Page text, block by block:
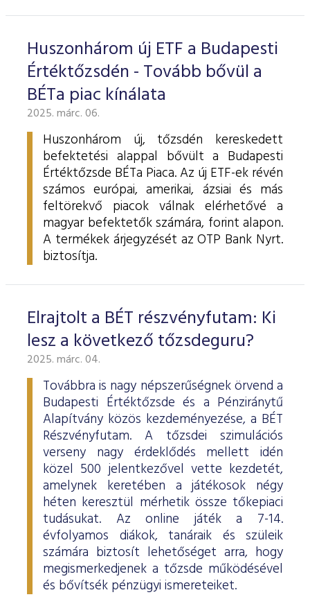
Huszonhárom új ETF a Budapesti
Értéktőzsdén - Tovább bővül a
BÉTa piac kínálata
2025. márc. 06.
Huszonhárom új, tőzsdén kereskedett
befektetési alappal bővült a Budapesti
Értéktőzsde BÉTa Piaca. Az új ETF-ek révén
számos európai, amerikai, ázsiai és más
feltörekvő piacok válnak elérhetővé a
magyar befektetők számára, forint alapon.
A termékek árjegyzését az OTP Bank Nyrt.
biztosítja.
Elrajtolt a BÉT részvényfutam: Ki
lesz a következő tőzsdeguru?
2025. márc. 04.
Továbbra is nagy népszerűségnek örvend a
Budapesti Értéktőzsde és a Pénziránytű
Alapítvány közös kezdeményezése, a BÉT
Részvényfutam. A tőzsdei szimulációs
verseny nagy érdeklődés mellett idén
közel 500 jelentkezővel vette kezdetét,
amelynek keretében a játékosok négy
héten keresztül mérhetik össze tőkepiaci
tudásukat. Az online játék a 7-14.
évfolyamos diákok, tanáraik és szüleik
számára biztosít lehetőséget arra, hogy
megismerkedjenek a tőzsde működésével
és bővítsék pénzügyi ismereteiket.